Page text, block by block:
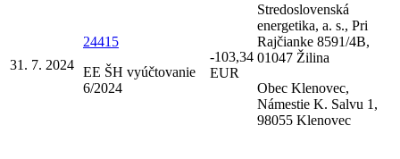
31. 7. 2024
24415
EE ŠH vyúčtovanie
6/2024
-103,34
EUR
Stredoslovenská
energetika, a. s., Pri
Rajčianke 8591/4B,
01047 Žilina
Obec Klenovec,
Námestie K. Salvu 1,
98055 Klenovec